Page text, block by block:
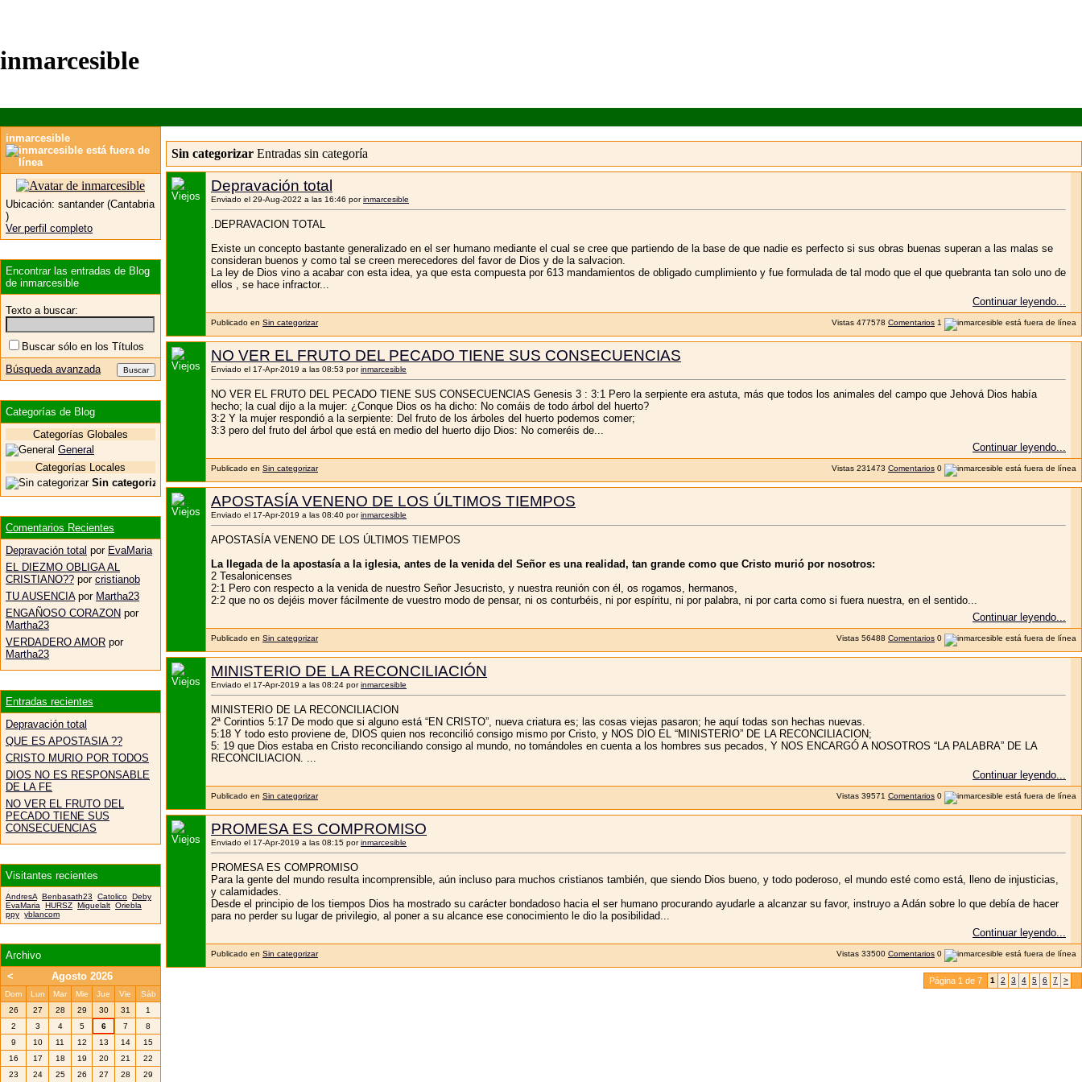
inmarcesible
Sin categorizar Entradas sin categoría
Depravación total
Enviado el 29-Aug-2022 a las 16:46 porinmarcesible
.DEPRAVACION TOTAL
Existe un concepto bastante generalizado en el ser humano mediante el cual se cree que partiendo de la base de que nadie es perfecto si sus obras buenas superan a las malas se
consideran buenos y como tal se creen merecedores del favor de Dios y de la salvacion.
La ley de Dios vino a acabar con esta idea, ya que esta compuesta por 613 mandamientos de obligado cumplimiento y fue formulada de tal modo que el que quebranta tan solo uno de
ellos , se hace infractor...
Continuar leyendo...
Publicado en Sin categorizar Vistas 477578 Comentarios 1
NO VER EL FRUTO DEL PECADO TIENE SUS CONSECUENCIAS
Enviado el 17-Apr-2019 a las 08:53 porinmarcesible
NO VER EL FRUTO DEL PECADO TIENE SUS CONSECUENCIAS Genesis 3 : 3:1 Pero la serpiente era astuta, más que todos los animales del campo que Jehová Dios había
hecho; la cual dijo a la mujer: ¿Conque Dios os ha dicho: No comáis de todo árbol del huerto?
3:2 Y la mujer respondió a la serpiente: Del fruto de los árboles del huerto podemos comer;
3:3 pero del fruto del árbol que está en medio del huerto dijo Dios: No comeréis de...
Continuar leyendo...
Publicado en Sin categorizar Vistas 231473 Comentarios 0
APOSTASÍA VENENO DE LOS ÚLTIMOS TIEMPOS
Enviado el 17-Apr-2019 a las 08:40 porinmarcesible
APOSTASÍA VENENO DE LOS ÚLTIMOS TIEMPOS
La llegada de la apostasía a la iglesia, antes de la venida del Señor es una realidad, tan grande como que Cristo murió por nosotros:
2 Tesalonicenses
2:1 Pero con respecto a la venida de nuestro Señor Jesucristo, y nuestra reunión con él, os rogamos, hermanos,
2:2 que no os dejéis mover fácilmente de vuestro modo de pensar, ni os conturbéis, ni por espíritu, ni por palabra, ni por carta como si fuera nuestra, en el sentido...
Continuar leyendo...
Publicado en Sin categorizar Vistas 56488 Comentarios 0
MINISTERIO DE LA RECONCILIACIÓN
Enviado el 17-Apr-2019 a las 08:24 porinmarcesible
MINISTERIO DE LA RECONCILIACION
2ª Corintios 5:17 De modo que si alguno está “EN CRISTO”, nueva criatura es; las cosas viejas pasaron; he aquí todas son hechas nuevas.
5:18 Y todo esto proviene de, DIOS quien nos reconcilió consigo mismo por Cristo, y NOS DIO EL “MINISTERIO” DE LA RECONCILIACION;
5: 19 que Dios estaba en Cristo reconciliando consigo al mundo, no tomándoles en cuenta a los hombres sus pecados, Y NOS ENCARGÓ A NOSOTROS “LA PALABRA” DE LA
RECONCILIACION. ...
Continuar leyendo...
Publicado en Sin categorizar Vistas 39571 Comentarios 0
PROMESA ES COMPROMISO
Enviado el 17-Apr-2019 a las 08:15 porinmarcesible
PROMESA ES COMPROMISO
Para la gente del mundo resulta incomprensible, aún incluso para muchos cristianos también, que siendo Dios bueno, y todo poderoso, el mundo esté como está, lleno de injusticias,
y calamidades.
Desde el principio de los tiempos Dios ha mostrado su carácter bondadoso hacia el ser humano procurando ayudarle a alcanzar su favor, instruyo a Adán sobre lo que debía de hacer
para no perder su lugar de privilegio, al poner a su alcance ese conocimiento le dio la posibilidad...
Continuar leyendo...
Publicado en Sin categorizar Vistas 33500 Comentarios 0
Página 1 de 7 1 2 3 4 5 6 7 >
inmarcesible
Ubicación: santander (Cantabria
)
Ver perfil completo
Encontrar las entradas de Blog
de inmarcesible
Texto a buscar:
Buscar sólo en los Títulos
Búsqueda avanzada
Categorías de Blog
Categorías Globales
General
Categorías Locales
Sin categorizar
Comentarios Recientes
Depravación total por EvaMaria
EL DIEZMO OBLIGA AL
CRISTIANO?? por cristianob
TU AUSENCIA por Martha23
ENGAÑOSO CORAZON por
Martha23
VERDADERO AMOR por
Martha23
Entradas recientes
Depravación total
QUE ES APOSTASIA ??
CRISTO MURIO POR TODOS
DIOS NO ES RESPONSABLE
DE LA FE
NO VER EL FRUTO DEL
PECADO TIENE SUS
CONSECUENCIAS
Visitantes recientes
AndresA Benbasath23 Catolico Deby
EvaMaria
HURSZ Miguelalt Oriebla
ppy yblancom
Archivo
<
Agosto 2026
Dom Lun Mar Mie Jue Vie
Sáb
26
27 28 29 30 31
1
2
3 4 5 6 7
8
9
10 11 12 13 14
15
16
17 18 19 20 21
22
23
24 25 26 27 28 29